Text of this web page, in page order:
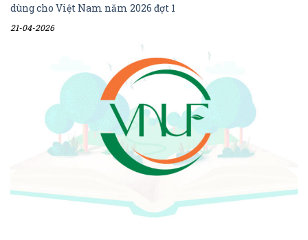
dùng cho Việt Nam năm 2026 đợt 1
21-04-2026